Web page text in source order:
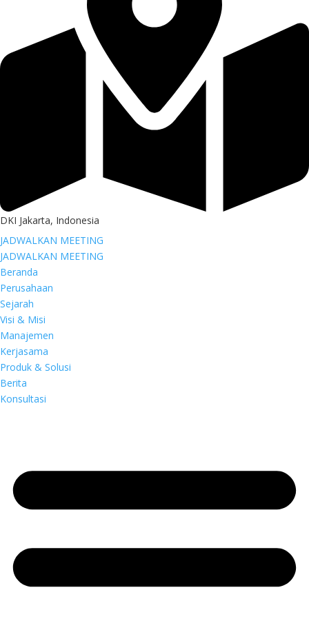
DKI Jakarta, Indonesia
JADWALKAN MEETING
JADWALKAN MEETING
Beranda
Perusahaan
Sejarah
Visi & Misi
Manajemen
Kerjasama
Produk & Solusi
Berita
Konsultasi